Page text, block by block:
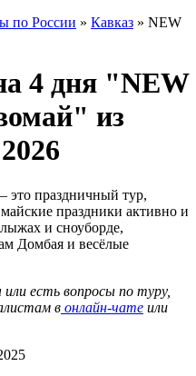
по России » Кавказ » NEW
4 дня "NEW
из
праздничный тур,
праздники активно и
и сноуборде,
Домбая и весёлые
есть вопросы по туру,
в онлайн-чате или